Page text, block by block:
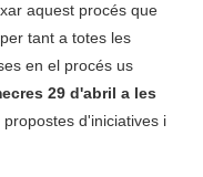
aquest procés que
tant a totes les
en el procés us
29 d'abril a les
d'iniciatives i